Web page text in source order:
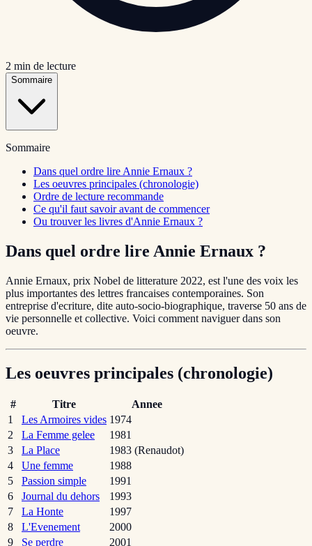
2 min de lecture
Sommaire
Sommaire
Dans quel ordre lire Annie Ernaux ?
Les oeuvres principales (chronologie)
Ordre de lecture recommande
Ce qu'il faut savoir avant de commencer
Ou trouver les livres d'Annie Ernaux ?
Dans quel ordre lire Annie Ernaux ?
Annie Ernaux, prix Nobel de litterature 2022, est l'une des voix les
plus importantes des lettres francaises contemporaines. Son
entreprise d'ecriture, dite auto-socio-biographique, traverse 50 ans de
vie personnelle et collective. Voici comment naviguer dans son
oeuvre.
Les oeuvres principales (chronologie)
# Titre
Annee
1
Les Armoires vides 1974
2
La Femme gelee
1981
3
La Place
1983 (Renaudot)
4
Une femme
1988
5
Passion simple
1991
6
Journal du dehors
1993
7
La Honte
1997
8
L'Evenement
2000
9
Se perdre
2001